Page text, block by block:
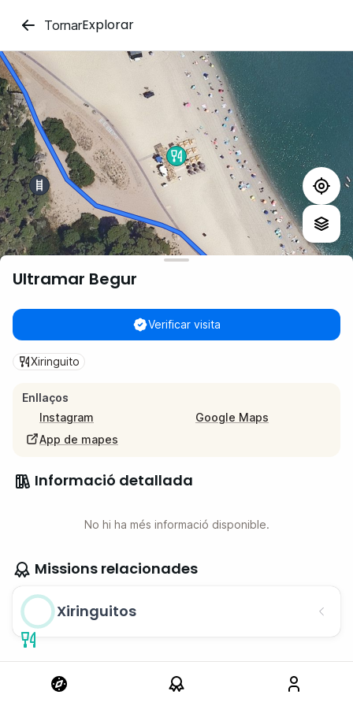
TornarExplorar
Ultramar Begur
Verificar visita
Xiringuito
Enllaços
Instagram
Google Maps
App de mapes
Informació detallada
No hi ha més informació disponible.
Missions relacionades
Xiringuitos